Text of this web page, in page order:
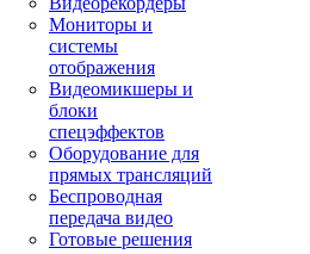
Мониторы и
системы
отображения
Видеомикшеры и
блоки
спецэффектов
Оборудование для
прямых трансляций
Беспроводная
передача видео
Готовые решения